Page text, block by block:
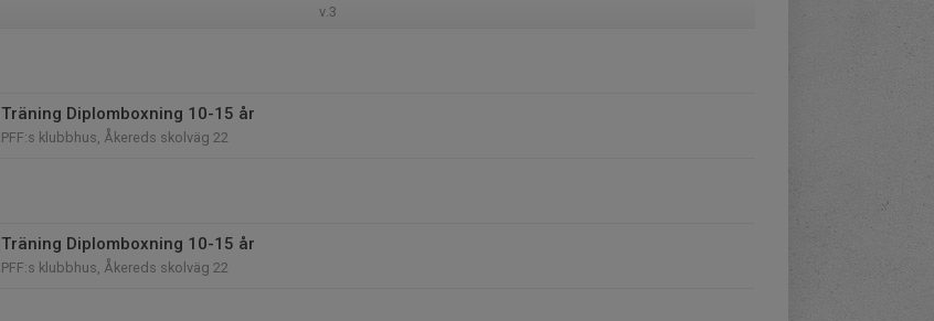
v.3
Träning Diplomboxning 10-15 år
PFF:s klubbhus, Åkereds skolväg 22
Träning Diplomboxning 10-15 år
PFF:s klubbhus, Åkereds skolväg 22